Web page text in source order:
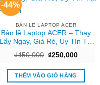
-44%
BẢN LỀ LAPTOP ACER
Bản lề Laptop ACER – Thay
Lấy Ngay, Giá Rẻ, Uy Tín Tại
₫450,000 Giá
là:
₫450,000.
₫250,000Giá
tại
THÊM VÀO GIỎ HÀNG